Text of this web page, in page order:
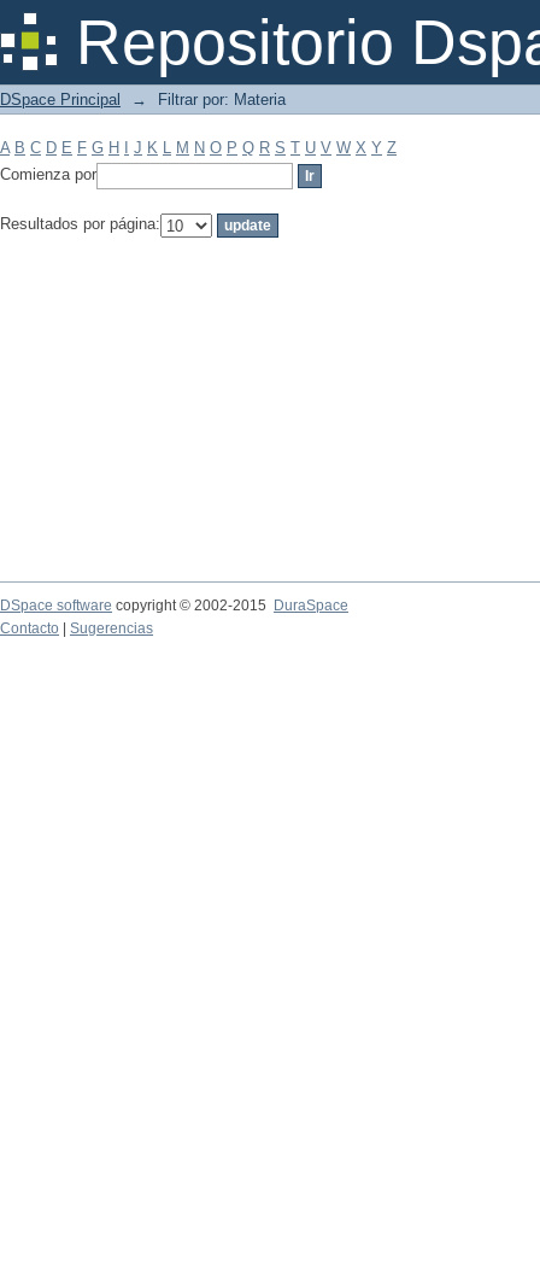
Repositorio
Filtrar por: Materia
DSpace Principal → Filtrar por: Materia
A B C D E F G H J K L M N O P Q R S T U V W X Y Z
Comienza por
Resultados por página:
DSpace software copyright © 2002-2015
DuraSpace
Contacto
Sugerencias